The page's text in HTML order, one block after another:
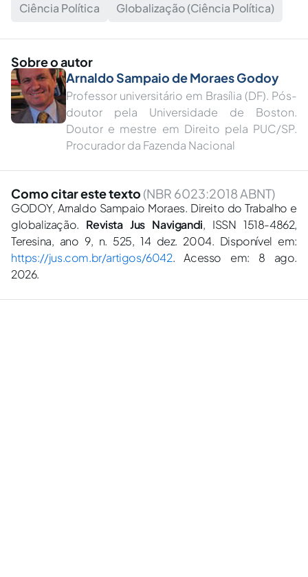
Ciência Política Globalização (Ciência Política)
Sobre o autor
Arnaldo Sampaio de Moraes Godoy
Professor universitário em Brasília (DF). Pós-
doutor pela Universidade de Boston.
Doutor e mestre em Direito pela PUC/SP.
Procurador da Fazenda Nacional
Como citar este texto (NBR 6023:2018 ABNT)
GODOY, Arnaldo Sampaio Moraes. Direito do Trabalho e
globalização. Revista Jus Navigandi, ISSN 1518-4862,
Teresina, ano 9, n. 525, 14 dez. 2004. Disponível em:
https://jus.com.br/artigos/6042. Acesso em: 8 ago.
2026.